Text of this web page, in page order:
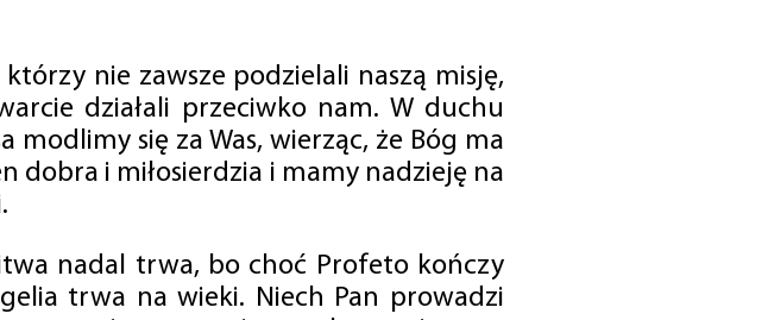
nie zawsze podzielali naszą misję,
działali przeciwko nam. W duchu
modlimy się za Was, wierząc, że Bóg ma
dobra i miłosierdzia i mamy nadzieję na
nadal trwa, bo choć Profeto kończy
trwa na wieki. Niech Pan prowadzi